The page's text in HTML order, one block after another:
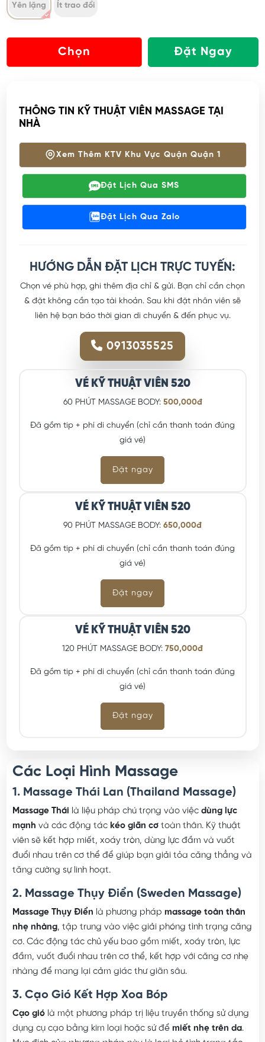
Yên lặng Ít trao đổi
Chọn Đặt Ngay
THÔNG TIN KỸ THUẬT VIÊN MASSAGE TẠI
NHÀ
Xem Thêm KTV Khu Vực Quận Quận 1
Đặt Lịch Qua SMS
Đặt Lịch Qua Zalo
HƯỚNG DẪN ĐẶT LỊCH TRỰC TUYẾN:
Chọn vé phù hợp, ghi thêm địa chỉ & gửi. Bạn chỉ cần chọn
& đặt không cần tạo tài khoản. Sau khi đặt nhân viên sẽ
liên hệ bạn báo thời gian di chuyển & đến phục vụ.
0913035525
VÉ KỸ THUẬT VIÊN 520
60 PHÚT MASSAGE BODY: 500,000đ
Đã gồm tip + phí di chuyển (chỉ cần thanh toán đúng
giá vé)
Đặt ngay
VÉ KỸ THUẬT VIÊN 520
90 PHÚT MASSAGE BODY: 650,000đ
Đã gồm tip + phí di chuyển (chỉ cần thanh toán đúng
giá vé)
Đặt ngay
VÉ KỸ THUẬT VIÊN 520
120 PHÚT MASSAGE BODY: 750,000đ
Đã gồm tip + phí di chuyển (chỉ cần thanh toán đúng
giá vé)
Đặt ngay
Các Loại Hình Massage
1. Massage Thái Lan (Thailand Massage)
Massage Thái là liệu pháp chú trọng vào việc dùng lực
mạnh và các động tác kéo giãn cơtoàn thân. Kỹ thuật
viên sẽ kết hợp miết, xoáy tròn, dùng lực đầm và vuốt
đuổi nhau trên cơ thể để giúp bạn giải tỏa căng thẳng và
tăng cường sự linh hoạt.
2. Massage Thụy Điển (Sweden Massage)
Massage Thụy Điển là phương pháp massage toàn thân
nhẹ nhàng, tập trung vào việc giải phóng tình trạng căng
cơ. Các động tác chủ yếu bao gồm miết, xoáy tròn, lực
đầm, vuốt đuổi nhau trên cơ thể, kết hợp với căng cơ nhẹ
nhàng để mang lại cảm giác thư giãn sâu.
3. Cạo Gió Kết Hợp Xoa Bóp
Cạo giólà một phương pháp trị liệu truyền thống sử dụng
dụng cụ cạo bằng kim loại hoặc sứ để miết nhẹ trên da.